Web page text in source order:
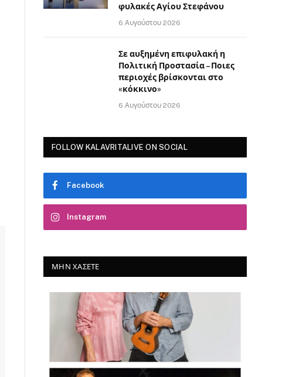
φυλακές Αγίου Στεφάνου
6 Αυγούστου 2026
Σε αυξημένη επιφυλακή η
Πολιτική Προστασία – Ποιες
περιοχές βρίσκονται στο
«κόκκινο»
6 Αυγούστου 2026
FOLLOW KALAVRITALIVE ON SOCIAL
Facebook
Instagram
ΜΗΝ ΧΆΣΕΤΕ